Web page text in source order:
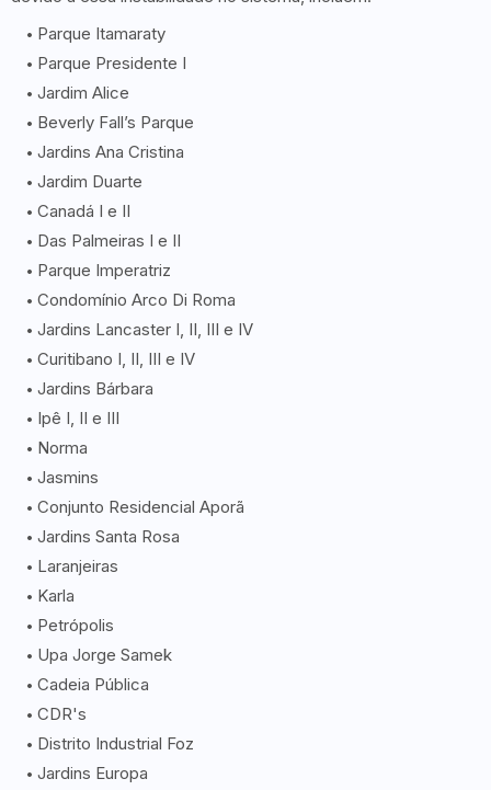
Parque Itamaraty
Parque Presidente I
Jardim Alice
Beverly Fall’s Parque
Jardins Ana Cristina
Jardim Duarte
Canadá I e II
Das Palmeiras I e II
Parque Imperatriz
Condomínio Arco Di Roma
Jardins Lancaster I, II, III e IV
Curitibano I, II, III e IV
Jardins Bárbara
Ipê I, II e III
Norma
Jasmins
Conjunto Residencial Aporã
Jardins Santa Rosa
Laranjeiras
Karla
Petrópolis
Upa Jorge Samek
Cadeia Pública
CDR's
Distrito Industrial Foz
Jardins Europa